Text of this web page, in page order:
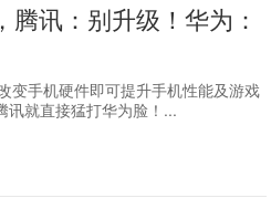
腾讯：别升级！华为：
变手机硬件即可提升手机性能及游戏
讯就直接猛打华为脸！...